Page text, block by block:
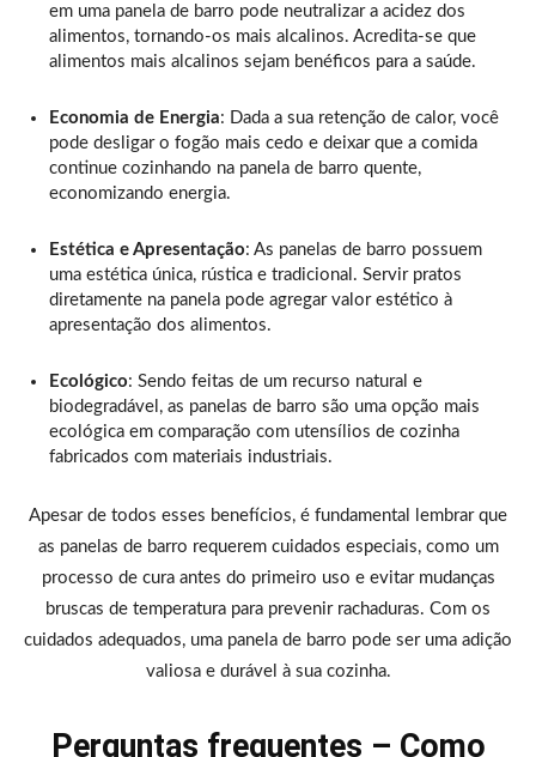
em uma panela de barro pode neutralizar a acidez dos
alimentos, tornando-os mais alcalinos. Acredita-se que
alimentos mais alcalinos sejam benéficos para a saúde.
Economia de Energia: Dada a sua retenção de calor, você
pode desligar o fogão mais cedo e deixar que a comida
continue cozinhando na panela de barro quente,
economizando energia.
Estética e Apresentação: As panelas de barro possuem
uma estética única, rústica e tradicional. Servir pratos
diretamente na panela pode agregar valor estético à
apresentação dos alimentos.
Ecológico: Sendo feitas de um recurso natural e
biodegradável, as panelas de barro são uma opção mais
ecológica em comparação com utensílios de cozinha
fabricados com materiais industriais.
Apesar de todos esses benefícios, é fundamental lembrar que
as panelas de barro requerem cuidados especiais, como um
processo de cura antes do primeiro uso e evitar mudanças
bruscas de temperatura para prevenir rachaduras. Com os
cuidados adequados, uma panela de barro pode ser uma adição
valiosa e durável à sua cozinha.
Perguntas frequentes – Como